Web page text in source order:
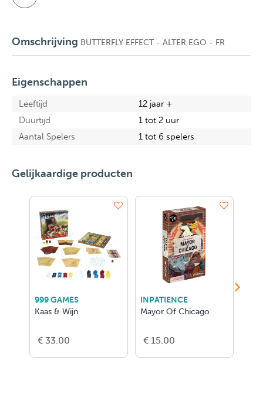
Omschrijving BUTTERFLY EFFECT - ALTER EGO - FR
Eigenschappen
Leeftijd
12 jaar +
Duurtijd
1 tot 2 uur
Aantal Spelers
1 tot 6 spelers
Gelijkaardige producten
999 GAMES
Kaas & Wijn
€ 33.00
INPATIENCE
Mayor Of Chicago
€ 15.00